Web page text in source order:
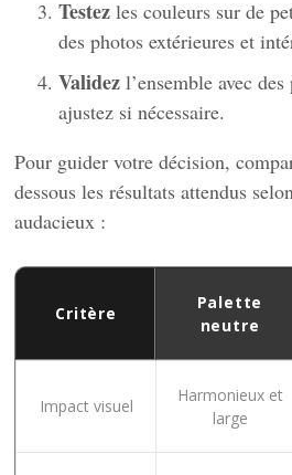
Testez les couleurs sur de
des photos extérieures et
Validez l’ensemble avec
ajustez si nécessaire.
Pour guider votre décision,
dessous les résultats attendus
audacieux :
Critère
Palette
neutre
Impact visuel
Harmonieux et
large